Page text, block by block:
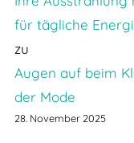
für tägliche
zu
Augen auf beim
der Mode
28. November 2025